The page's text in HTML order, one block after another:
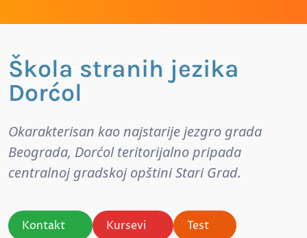
Škola stranih jezika
Dorćol
Okarakterisan kao najstarije jezgro grada
Beograda, Dorćol teritorijalno pripada
centralnoj gradskoj opštini Stari Grad.
Kontakt Kursevi
Test